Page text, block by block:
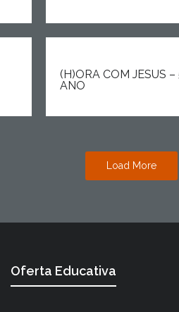
(H)ORA COM JESUS –
ANO
Load More
Oferta Educativa